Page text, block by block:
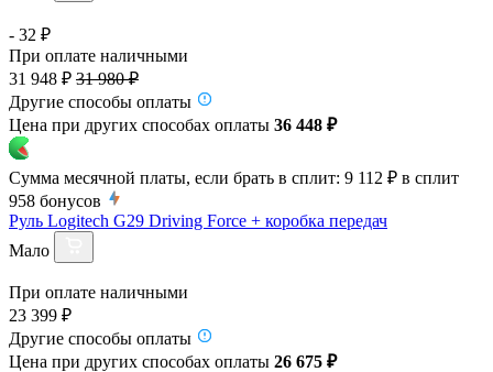
- 32 ₽
При оплате наличными
31 948 ₽ 31 980 ₽
Другие способы оплаты
Цена при других способах оплаты 36 448 ₽
Сумма месячной платы, если брать в сплит: 9 112 ₽ в сплит
958 бонусов
Руль Logitech G29 Driving Force + коробка передач
Мало
При оплате наличными
23 399 ₽
Другие способы оплаты
Цена при других способах оплаты 26 675 ₽